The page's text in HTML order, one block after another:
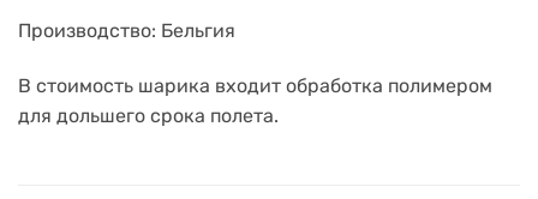
Производство: Бельгия
В стоимость шарика входит обработка полимером
для дольшего срока полета.